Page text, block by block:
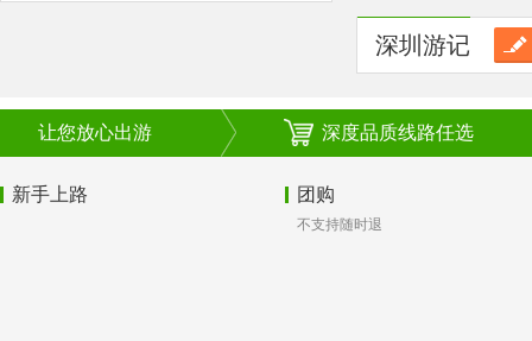
深圳游记
让您放心出游 深度品质线路任选
新手上路 团购
不支持随时退